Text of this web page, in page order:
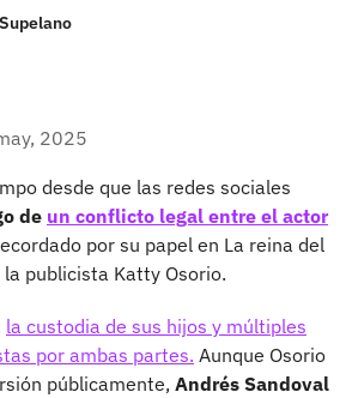
2025
desde que las redes sociales
de un conflicto legal entre el actor
por su papel en La reina del
publicista Katty Osorio.
la custodia de sus hijos y múltiples
por ambas partes. Aunque Osorio
públicamente, Andrés Sandoval